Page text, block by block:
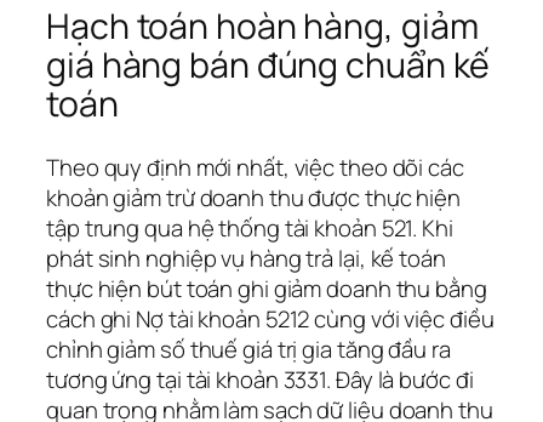
Hạch toán hoàn hàng, giảm
giá hàng bán đúng chuẩn kế
toán
Theo quy định mới nhất, việc theo dõi các
khoản giảm trừ doanh thu được thực hiện
tập trung qua hệ thống tài khoản 521. Khi
phát sinh nghiệp vụ hàng trả lại, kế toán
thực hiện bút toán ghi giảm doanh thu bằng
cách ghi Nợ tài khoản 5212 cùng với việc điều
chỉnh giảm số thuế giá trị gia tăng đầu ra
tương ứng tại tài khoản 3331. Đây là bước đi
quan trọng nhằm làm sạch dữ liệu doanh thu